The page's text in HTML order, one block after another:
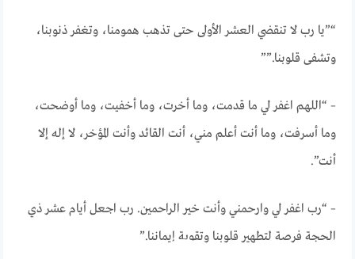
“”يا رب لا تنقضي العشر الأولى حتى تذهب همومنا، وتغفر ذنوبنا،
وتشفى قلوبنا.””
– “اللهم اغفر لي ما قدمت، وما أخرت، وما أخفيت، وما أوضحت،
وما أسرفت، وما أنت أعلم مني، أنت القائد وأنت المؤخر، لا إله إلا
أنت”.
– “رب اغفر لي وارحمني وأنت خير الراحمين. رب اجعل أيام عشر ذي
الحجة فرصة لتطهير قلوبنا وتقوية إيماننا.”